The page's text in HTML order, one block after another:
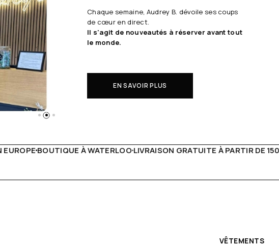
Chaque semaine, Audrey B. dévoile ses coups
de cœur en direct.
Il s'agit de nouveautés à réserver avant tout
le monde.
EN SAVOIR PLUS
GRATUITE À PARTIR DE 150€LIVE FACEBOOK CHAQUE SEMAINE
VÊTEMENTS